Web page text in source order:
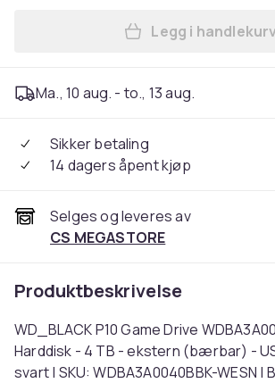
Legg
Legg i handlekurv
Ma., 10 aug. - to., 13 aug.
Sikker betaling
14 dagers åpent kjøp
Selges og leveres av
CS MEGASTORE
Produktbeskrivelse
WD_BLACK P10 Game Drive
Harddisk - 4 TB - ekstern (bærbar) -
svart | SKU: WDBA3A0040BBK-WESN |